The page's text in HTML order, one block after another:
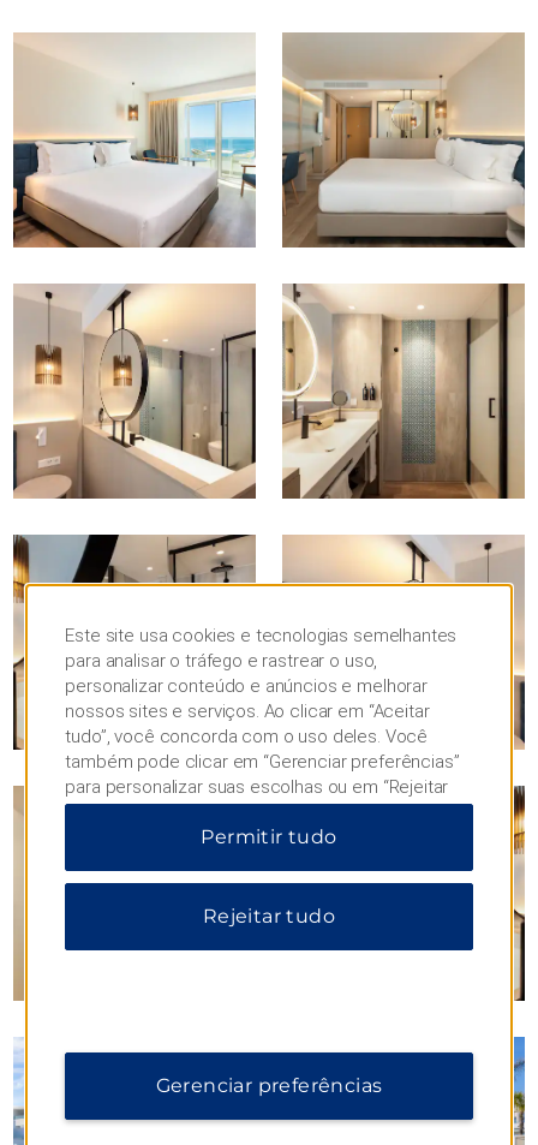
Este site usa cookies e tecnologias semelhantes
para analisar o tráfego e rastrear o uso,
personalizar conteúdo e anúncios e melhorar
nossos sites e serviços. Ao clicar em “Aceitar
tudo”, você concorda com o uso deles. Você
também pode clicar em “Gerenciar preferências”
para personalizar suas escolhas ou em “Rejeitar
tudo” para permitir apenas cookies essenciais.
Para obter informações adicionais, visite nosso
Permitir tudo
Rejeitar tudo
Gerenciar preferências